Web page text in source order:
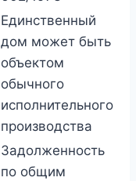
Единственный
дом может быть
объектом
обычного
исполнительного
производства
Задолженность
по общим